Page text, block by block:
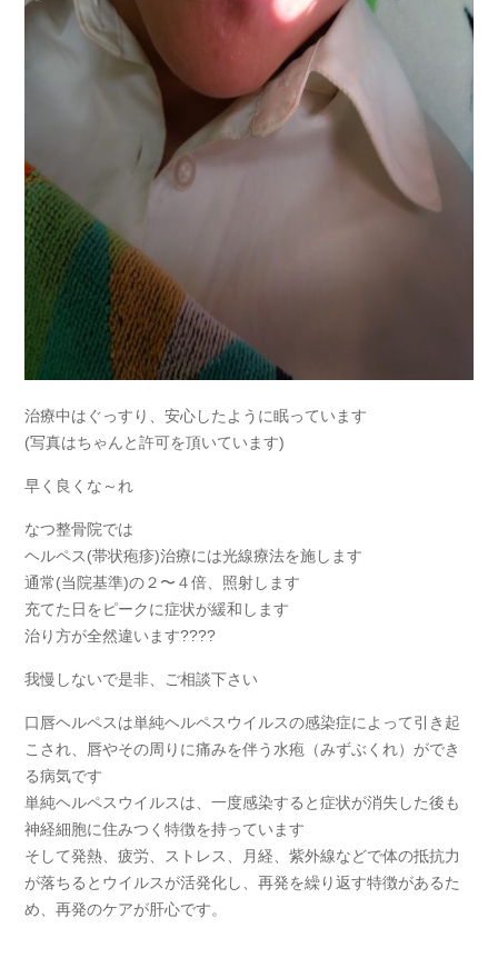
治療中はぐっすり、安心したように眠っています
(写真はちゃんと許可を頂いています)
早く良くな～れ
なつ整骨院では
ヘルペス(帯状疱疹)治療には光線療法を施します
通常(当院基準)の２〜４倍、照射します
充てた日をピークに症状が緩和します
治り方が全然違います????
我慢しないで是非、ご相談下さい
口唇ヘルペスは単純ヘルペスウイルスの感染症によって引き起
こされ、唇やその周りに痛みを伴う水疱（みずぶくれ）ができ
る病気です
単純ヘルペスウイルスは、一度感染すると症状が消失した後も
神経細胞に住みつく特徴を持っています
そして発熱、疲労、ストレス、月経、紫外線などで体の抵抗力
が落ちるとウイルスが活発化し、再発を繰り返す特徴があるた
め、再発のケアが肝心です。